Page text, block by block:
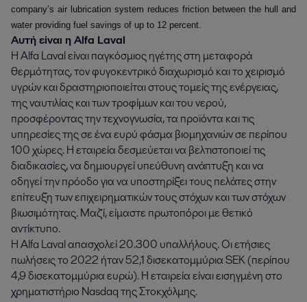
company’s air lubrication system reduces friction between the hull and
water providing fuel savings of up to 12 percent.
Αυτή είναι η Alfa Laval
Η Alfa Laval είναι παγκόσμιος ηγέτης στη μεταφορά
θερμότητας, τον φυγοκεντρικό διαχωρισμό και το χειρισμό
υγρών και δραστηριοποιείται στους τομείς της ενέργειας,
της ναυτιλίας και των τροφίμων και του νερού,
προσφέροντας την τεχνογνωσία, τα προϊόντα και τις
υπηρεσίες της σε ένα ευρύ φάσμα βιομηχανιών σε περίπου
100 χώρες. Η εταιρεία δεσμεύεται να βελτιστοποιεί τις
διαδικασίες, να δημιουργεί υπεύθυνη ανάπτυξη και να
οδηγεί την πρόοδο για να υποστηρίξει τους πελάτες στην
επίτευξη των επιχειρηματικών τους στόχων και των στόχων
βιωσιμότητας. Μαζί, είμαστε πρωτοπόροι με θετικό
αντίκτυπο.
Η Alfa Laval απασχολεί 20.300 υπαλλήλους. Οι ετήσιες
πωλήσεις το 2022 ήταν 52,1 δισεκατομμύρια SEK (περίπου
4,9 δισεκατομμύρια ευρώ). Η εταιρεία είναι εισηγμένη στο
χρηματιστήριο Nasdaq της Στοκχόλμης.